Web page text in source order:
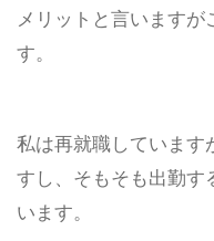
メリットと言います
す。
私は再就職しています
すし、そもそも出勤す
います。